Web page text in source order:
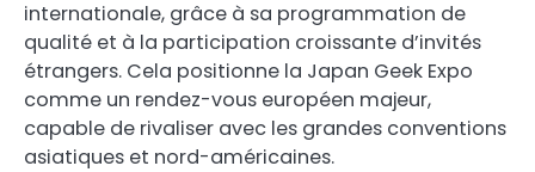
internationale, grâce à sa programmation de
qualité et à la participation croissante d’invités
étrangers. Cela positionne la Japan Geek Expo
comme un rendez-vous européen majeur,
capable de rivaliser avec les grandes conventions
asiatiques et nord-américaines.